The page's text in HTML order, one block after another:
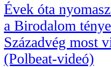
Évek óta
a Birodalom
Századvég most
(Polbeat-videó)